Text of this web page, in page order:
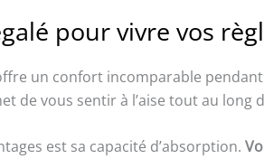
pour vivre vos
un confort incomparable
de vous sentir à l’aise tout au
est sa capacité d’absorption.